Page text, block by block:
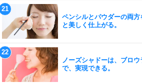
ペンシルとパウダーの両
と美しく仕上がる。
ノーズシャドーは、ブロ
で、実現できる。